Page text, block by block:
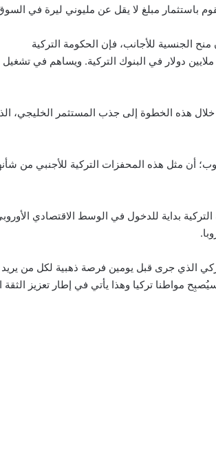
الجنسية للأجانب، فإن الحكومة التركية
هذه الخطوة إلى جذب المستثمر الخليجي،
أن مثل هذه المحفزات التركية للأجنبي من
بداية للدخول في الوسط الاقتصادي
الذي جرى قبل يومين فرصة ذهبية لكل من يريد
مواطنا تركيا وهذا يأتي في إطار تعزيز الثقة